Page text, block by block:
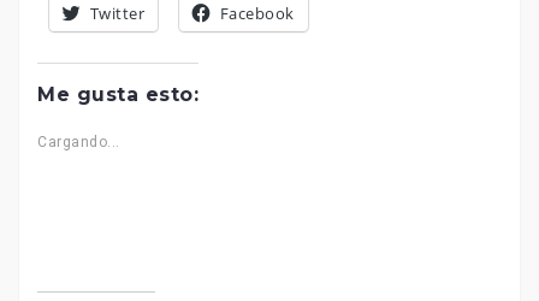
Twitter Facebook
Me gusta esto:
Cargando...